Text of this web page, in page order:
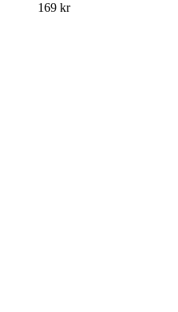
169 kr